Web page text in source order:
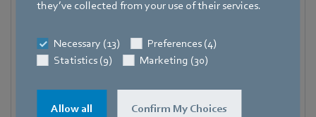
they’ve collected from your use of their services.
Necessary (13)
Preferences (4)
Statistics (9)
Marketing (30)
Allow all Confirm My Choices
Fax
+49 7938 81-98125
Corinna.Schittenhelm@de.ebmpapst.com